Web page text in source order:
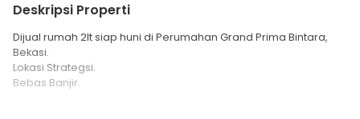
Deskripsi Properti
Dijual rumah 2lt siap huni di Perumahan Grand Prima Bintara,
Bekasi.
Lokasi Strategsi.
Bebas Banjir.